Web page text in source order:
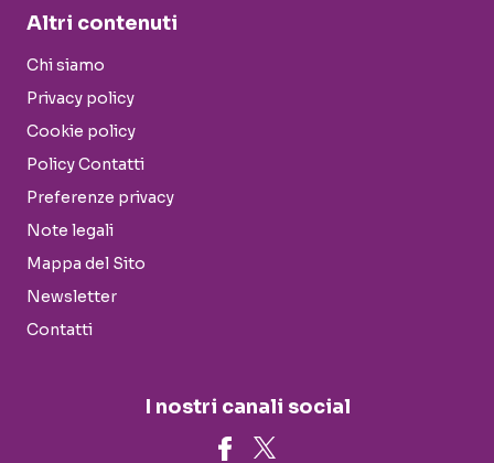
Altri contenuti
Chi siamo
Privacy policy
Cookie policy
Policy Contatti
Preferenze privacy
Note legali
Mappa del Sito
Newsletter
Contatti
I nostri canali social